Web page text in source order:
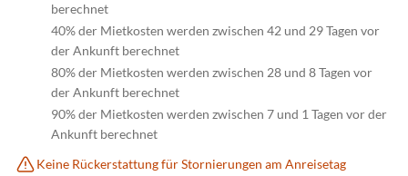
berechnet
40% der Mietkosten werden zwischen 42 und 29 Tagen vor
der Ankunft berechnet
80% der Mietkosten werden zwischen 28 und 8 Tagen vor
der Ankunft berechnet
90% der Mietkosten werden zwischen 7 und 1 Tagen vor der
Ankunft berechnet
Keine Rückerstattung für Stornierungen am Anreisetag